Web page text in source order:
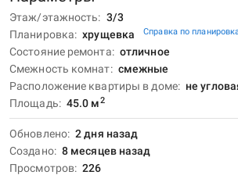
Этаж/этажность
3/3
Планировка
хрущевка Справка по
Состояние ремонта
отличное
Смежность комнат
смежные
Расположение квартиры в доме
не
Площадь
45.0 м2
Обновлено
2 дня назад
Создано
8 месяцев назад
Просмотров
226